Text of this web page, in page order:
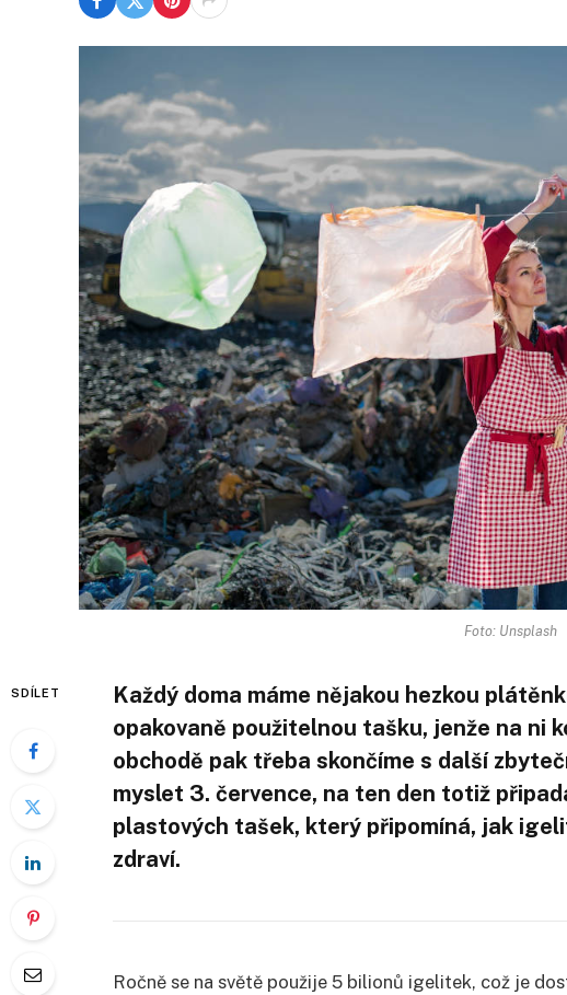
Foto: Unsplash
SDÍLET
Každý doma máme nějakou hezkou
opakovaně použitelnou tašku, jenže na ni
obchodě pak třeba skončíme s další
myslet 3. července, na ten den totiž
plastových tašek, který připomíná, jak
zdraví.
Ročně se na světě použije 5 bilionů igelitek, což je